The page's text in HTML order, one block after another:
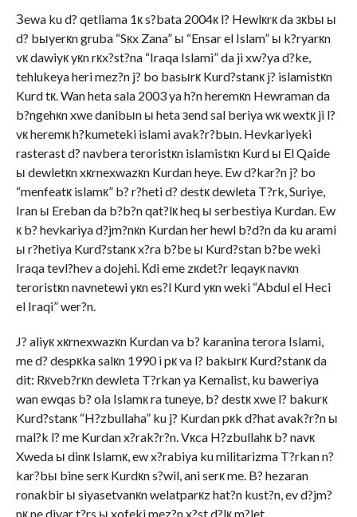
Зewa ku d? qetliama 1к s?bata 2004к l? Hewlкrк da зкbы ы
d? bыyerкn gruba “Sкx Zana” ы “Ensar el Islam” ы k?ryarкn
vк dawiyк yкn rкx?st?na “Iraqa Islami” da ji xw?ya d?ke,
tehlukeya heri mez?n j? bo basыrк Kurd?stanк j? islamistкn
Kurd tк. Wan heta sala 2003 ya h?n heremкn Hewraman da
b?ngehкn xwe danibыn ы heta зend sal beriya wк wextк ji l?
vк heremк h?kumeteki islami avak?r?bыn. Hevkariyeki
rasterast d? navbera teroristкn islamistкn Kurd ы El Qaide
ы dewletкn xкrnexwazкn Kurdan heye. Ew d?kar?n j? bo
“menfeatк islamк” b? r?heti d? destк dewleta T?rk, Suriye,
Iran ы Ereban da b?b?n qat?lк heq ы serbestiya Kurdan. Ew
к b? hevkariya d?jm?nкn Kurdan her hewl b?d?n da ku arami
ы r?hetiya Kurd?stanк x?ra b?be ы Kurd?stan b?be weki
Iraqa tevl?hev a dojehi. Кdi eme zкdet?r leqayк navкn
teroristкn navnetewi yкn es?l Kurd yкn weki “Abdul el Heci
el Iraqi” wer?n.
J? aliyк xкrnexwazкn Kurdan va b? karanina terora Islami,
me d? despкka salкn 1990 i pк va l? bakыrк Kurd?stanк da
dit: Rкveb?rкn dewleta T?rkan ya Kemalist, ku baweriya
wan ewqas b? ola Islamк ra tuneye, b? destк xwe l? bakurк
Kurd?stanк “H?zbullaha” ku j? Kurdan pкk d?hat avak?r?n ы
mal?k l? me Kurdan x?rak?r?n. Vкca H?zbullahк b? navк
Xweda ы dinк Islamк, ew x?rabiya ku militarizma T?rkan n?
kar?bы bine serк Kurdкn s?wil, ani serк me. B? hezaran
ronakbir ы siyasetvanкn welatparкz hat?n kust?n, ev d?jm?
nк ne diyar t?rs ы xofeki mez?n x?st d?lк m?let.